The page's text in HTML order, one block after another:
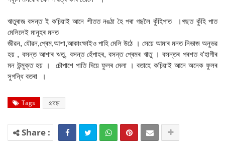
ঋতুৰাজ বসন্ত ই কঢ়িয়াই আনে শীতত নঙঠা হৈ পৰা গছলৈ কুঁহিপাত ।গছত কুঁহি পাত
মেলিলেই মানুহৰ মনত
জীৱন, যৌৱন,প্ৰেম,আশা,আকাংক্ষাইও পাহি মেলি উঠে । সেয়ে আমাৰ মনত নিভাজ অনুভৱ
হয় , বসন্ত আশাৰ ঋতু, বসন্ত হেঁপাহৰ, বসন্ত প্ৰেমৰ ঋতু । বসন্তৰ পৰশত ব'হাগীৰ
মন উন্মুক্ত হয় । চৌপাশে পাতি দিয়ে ফুলৰ মেলা । বতাহে কঢ়িয়াই আনে অনেক ফুলৰ
সুগন্ধি বতৰা ।
Tags প্ৰবন্ধ